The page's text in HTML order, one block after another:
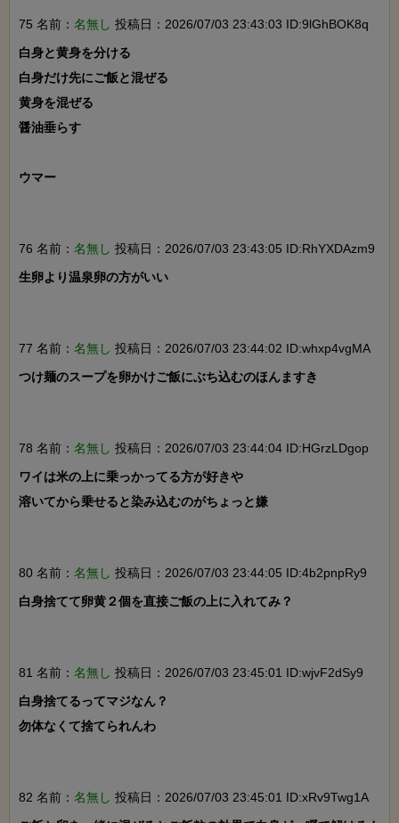
75 名前： 名無し 投稿日：2026/07/03 23:43:03 ID:9lGhBOK8q
白身と黄身を分ける
白身だけ先にご飯と混ぜる
黄身を混ぜる
醤油垂らす
ウマー
76 名前： 名無し 投稿日：2026/07/03 23:43:05 ID:RhYXDAzm9
生卵より温泉卵の方がいい
77 名前： 名無し 投稿日：2026/07/03 23:44:02 ID:whxp4vgMA
つけ麺のスープを卵かけご飯にぶち込むのほんますき
78 名前： 名無し 投稿日：2026/07/03 23:44:04 ID:HGrzLDgop
ワイは米の上に乗っかってる方が好きや
溶いてから乗せると染み込むのがちょっと嫌
80 名前： 名無し 投稿日：2026/07/03 23:44:05 ID:4b2pnpRy9
白身捨てて卵黄２個を直接ご飯の上に入れてみ？
81 名前： 名無し 投稿日：2026/07/03 23:45:01 ID:wjvF2dSy9
白身捨てるってマジなん？
勿体なくて捨てられんわ
82 名前： 名無し 投稿日：2026/07/03 23:45:01 ID:xRv9Twg1A